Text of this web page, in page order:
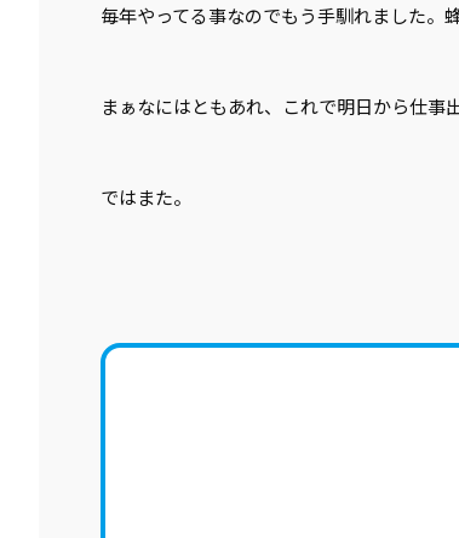
毎年やってる事なのでもう手馴れました。
まぁなにはともあれ、これで明日から仕事
ではまた。